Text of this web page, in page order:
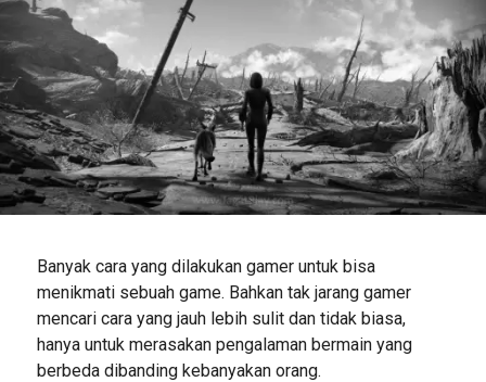
Banyak cara yang dilakukan gamer untuk bisa
menikmati sebuah game. Bahkan tak jarang gamer
mencari cara yang jauh lebih sulit dan tidak biasa,
hanya untuk merasakan pengalaman bermain yang
berbeda dibanding kebanyakan orang.